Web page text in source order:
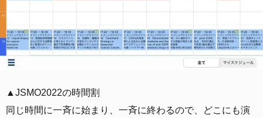
▲JSMO2022の時間割
同じ時間に一斉に始まり、一斉に終わるので、どこにも演